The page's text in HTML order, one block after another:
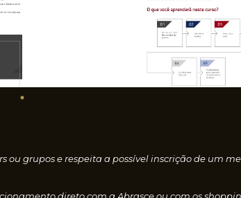
grupos e respeita a possível inscrição de um